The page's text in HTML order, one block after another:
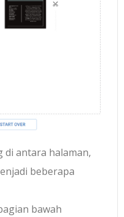
di antara halaman,
beberapa
bawah